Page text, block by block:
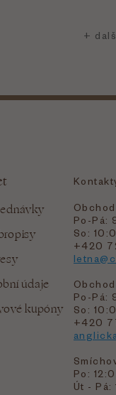
údaje
kupóny
Po-Pá:
So:
+420
Po-Pá:
So:
+420
Po:
Út -